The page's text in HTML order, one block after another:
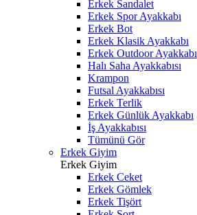
Erkek Sandalet
Erkek Spor Ayakkabı
Erkek Bot
Erkek Klasik Ayakkabı
Erkek Outdoor Ayakkabı
Halı Saha Ayakkabısı
Krampon
Futsal Ayakkabısı
Erkek Terlik
Erkek Günlük Ayakkabı
İş Ayakkabısı
Tümünü Gör
Erkek Giyim
Erkek Giyim
Erkek Ceket
Erkek Gömlek
Erkek Tişört